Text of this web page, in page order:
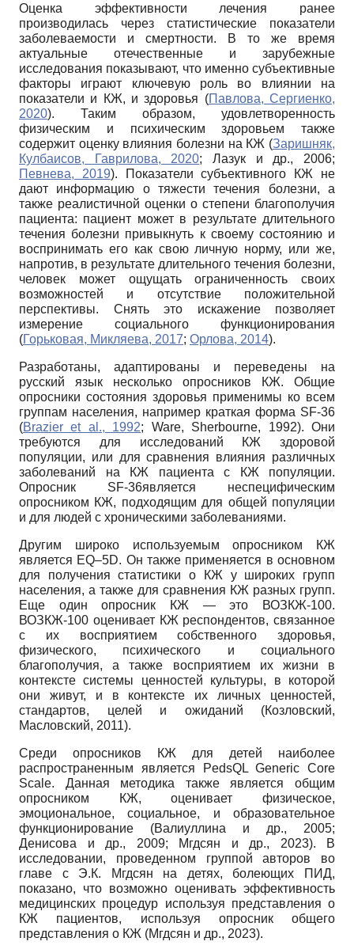
Оценка эффективности лечения ранее
производилась через статистические показатели
заболеваемости и смертности. В то же время
актуальные отечественные и зарубежные
исследования показывают, что именно субъективные
факторы играют ключевую роль во влиянии на
показатели и КЖ, и здоровья (Павлова, Сергиенко,
2020). Таким образом, удовлетворенность
физическим и психическим здоровьем также
содержит оценку влияния болезни на КЖ (Заришняк,
Кулбаисов, Гаврилова, 2020; Лазук и др., 2006;
Певнева, 2019). Показатели субъективного КЖ не
дают информацию о тяжести течения болезни, а
также реалистичной оценки о степени благополучия
пациента: пациент может в результате длительного
течения болезни привыкнуть к своему состоянию и
воспринимать его как свою личную норму, или же,
напротив, в результате длительного течения болезни,
человек может ощущать ограниченность своих
возможностей и отсутствие положительной
перспективы. Снять это искажение позволяет
измерение социального функционирования
(Горьковая, Микляева, 2017; Орлова, 2014).
Разработаны, адаптированы и переведены на
русский язык несколько опросников КЖ. Общие
опросники состояния здоровья применимы ко всем
группам населения, например краткая форма SF-36
(Brazier et al., 1992; Ware, Sherbourne, 1992). Они
требуются для исследований КЖ здоровой
популяции, или для сравнения влияния различных
заболеваний на КЖ пациента с КЖ популяции.
Опросник SF-36является неспецифическим
опросником КЖ, подходящим для общей популяции
и для людей с хроническими заболеваниями.
Другим широко используемым опросником КЖ
является EQ–5D. Он также применяется в основном
для получения статистики о КЖ у широких групп
населения, а также для сравнения КЖ разных групп.
Еще один опросник КЖ — это ВОЗКЖ-100.
ВОЗКЖ-100 оценивает КЖ респондентов, связанное
с их восприятием собственного здоровья,
физического, психического и социального
благополучия, а также восприятием их жизни в
контексте системы ценностей культуры, в которой
они живут, и в контексте их личных ценностей,
стандартов, целей и ожиданий (Козловский,
Масловский, 2011).
Среди опросников КЖ для детей наиболее
распространенным является PedsQL Generic Core
Scale. Данная методика также является общим
опросником КЖ, оценивает физическое,
эмоциональное, социальное, и образовательное
функционирование (Валиуллина и др., 2005;
Денисова и др., 2009; Мгдсян и др., 2023). В
исследовании, проведенном группой авторов во
главе с Э.К. Мгдсян на детях, болеющих ПИД,
показано, что возможно оценивать эффективность
медицинских процедур используя представления о
КЖ пациентов, используя опросник общего
представления о КЖ (Мгдсян и др., 2023).